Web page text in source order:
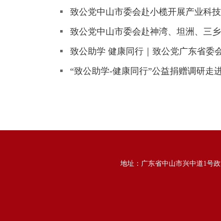
致公党中山市委会赴小榄开展产业科
致公党中山市委会赴神湾、坦洲、三
致公助学 健康同行｜致公党广东省委
“致公助学-健康同行”公益捐赠调研走
地址：广东省中山市兴中道1号